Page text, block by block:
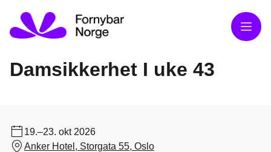
Meny
Damsikkerhet I uke 43
19.–23. okt 2026
Anker Hotel, Storgata 55, Oslo